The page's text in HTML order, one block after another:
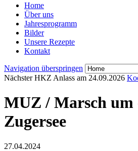
Home
Über uns
Jahresprogramm
Bilder
Unsere Rezepte
Kontakt
Navigation überspringen
Nächster HKZ Anlass am 24.09.2026
MUZ / Marsch um
Zugersee
27.04.2024